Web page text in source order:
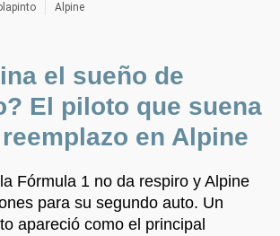
Alpine
el sueño de
El piloto que suena
en Alpine
Fórmula 1 no da respiro y Alpine
para su segundo auto. Un
apareció como el principal